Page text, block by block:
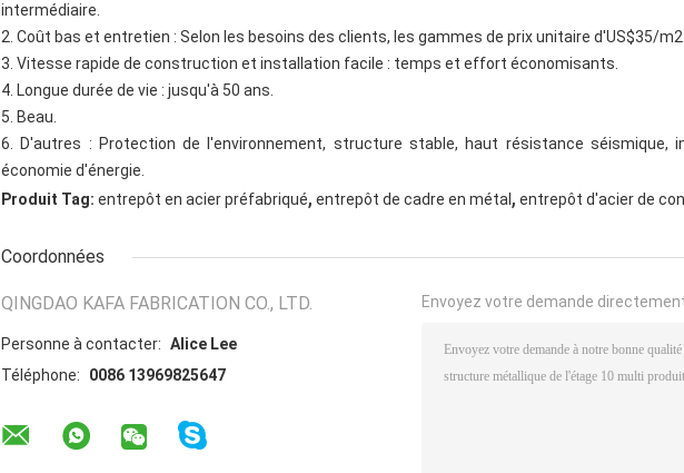
intermédiaire.
2. Coût bas et entretien : Selon les besoins des clients, les gammes de prix unitaire d'US$35/
3. Vitesse rapide de construction et installation facile : temps et effort économisants.
4. Longue durée de vie : jusqu'à 50 ans.
5. Beau.
6. D'autres : Protection de l'environnement, structure stable, haut résistance séismique,
économie d'énergie.
Produit Tag: entrepôt en acier préfabriqué, entrepôt de cadre en métal , entrepôt d'acier de
Coordonnées
QINGDAO KAFA FABRICATION CO., LTD.
Personne à contacter: Alice Lee
Téléphone:
0086 13969825647
Envoyez votre demande